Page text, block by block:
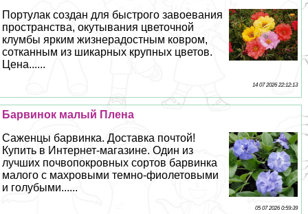
Портулак создан для быстрого завоевания
прострaнcтва, окутывания цветочной
клумбы ярким жизнерадостным ковром,
сотканным из шикарных крупных цветов.
Цена......
14 07 2026 22:12:13
Барвинок малый Плена
Саженцы барвинка. Доставка почтой!
Купить в Интернет-магазине. Один из
лучших почвопокровных сортов барвинка
малого с махровыми темно-фиолетовыми
и гoлyбыми......
05 07 2026 0:59:39